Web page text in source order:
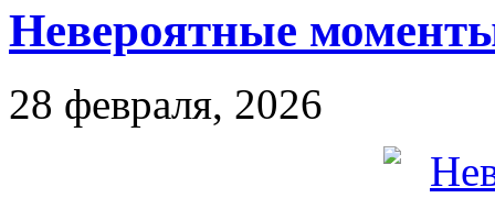
Невероятные
28 февраля, 2026